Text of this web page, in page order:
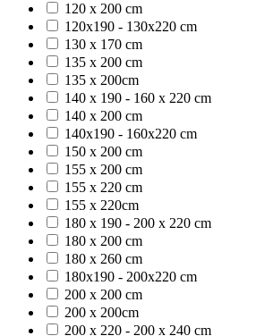
120 x 200 cm
120x190 - 130x220 cm
130 x 170 cm
135 x 200 cm
135 x 200cm
140 x 190 - 160 x 220 cm
140 x 200 cm
140x190 - 160x220 cm
150 x 200 cm
155 x 200 cm
155 x 220 cm
155 x 220cm
180 x 190 - 200 x 220 cm
180 x 200 cm
180 x 260 cm
180x190 - 200x220 cm
200 x 200 cm
200 x 200cm
200 x 220 - 200 x 240 cm